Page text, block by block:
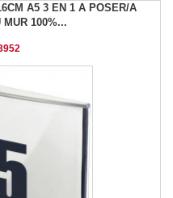
A5 3 EN 1 A POSER/A
MUR 100%...